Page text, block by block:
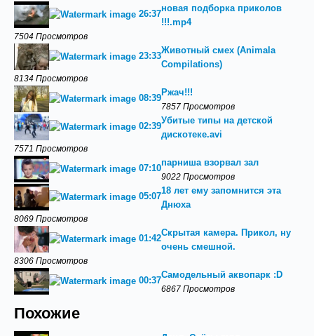
26:37
новая подборка приколов
!!!.mp4
7504 Просмотров
23:33
Животный смех (Animala
Compilations)
8134 Просмотров
08:39
Ржач!!!
7857 Просмотров
02:39
Убитые типы на детской
дискотеке.avi
7571 Просмотров
07:10
парниша взорвал зал
9022 Просмотров
05:07
18 лет ему запомнится эта
Днюха
8069 Просмотров
01:42
Скрытая камера. Прикол, ну
очень смешной.
8306 Просмотров
00:37
Самодельный аквопарк :D
6867 Просмотров
Похожие